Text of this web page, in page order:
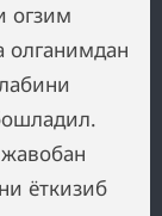
огзим
олганимдан
ёткизиб